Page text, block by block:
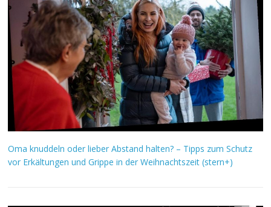
Oma knuddeln oder lieber Abstand halten? – Tipps zum Schutz
vor Erkältungen und Grippe in der Weihnachtszeit (stern+)